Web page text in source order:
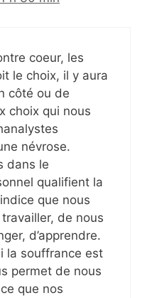
coeur, les
le choix, il y aura
côté ou de
choix qui nous
névrose.
dans le
qualifient la
que nous
de nous
d’apprendre.
la souffrance est
permet de nous
que nos